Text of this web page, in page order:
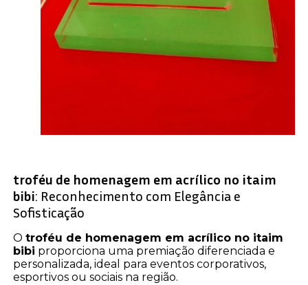
troféu de homenagem em acrílico no itaim
bibi: Reconhecimento com Elegância e
Sofisticação
Otroféu de homenagem em acrílico no itaim
bibi proporciona uma premiação diferenciada e
personalizada, ideal para eventos corporativos,
esportivos ou sociais na região.